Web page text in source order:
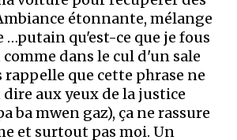
étonnante, mélange
…putain qu'est-ce que je fous
dans le cul d'un sale
rappelle que cette phrase ne
aux yeux de la justice
ba mwen gaz), ça ne rassure
et surtout pas moi. Un